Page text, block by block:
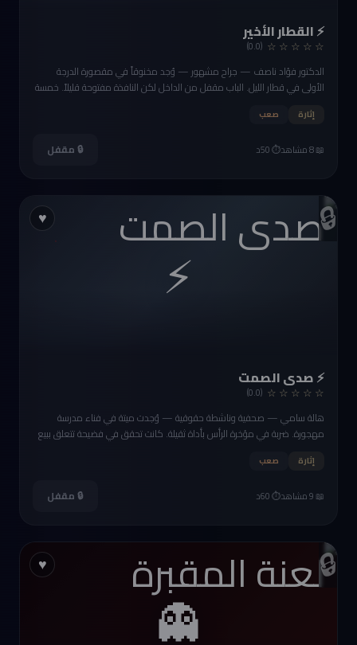
⚡ القطار الأخير
☆ ☆ ☆ ☆ ☆
(0.0)
الدكتور فؤاد ناصف — جراح مشهور — وُجد مخنوقاً في مقصورة الدرجة
الأولى في قطار الليل. الباب مقفل من الداخل لكن النافذة مفتوحة قليلاً. خمسة
الدكتور؟
إثارة صعب
📖 8 مشاهد ⏱️ 50د 🔒 مقفل
🔒
♥
⚡
⚡ صدى الصمت
☆ ☆ ☆ ☆ ☆
(0.0)
هالة سامي — صحفية وناشطة حقوقية — وُجدت ميتة في فناء مدرسة
مهجورة. ضربة في مؤخرة الرأس بأداة ثقيلة. كانت تحقق في فضيحة تتعلق ببيع
يعرف لكن لا أحد يتكلم. صمت مدبّر أم خوف حقيقي؟
إثارة صعب
📖 9 مشاهد ⏱️ 60د 🔒 مقفل
🔒
♥
👻